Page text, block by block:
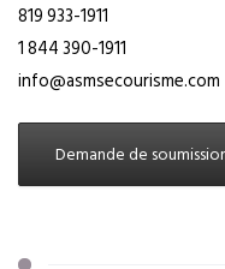
819 933-1911
1 844 390-1911
info@asmsecourisme.com
Demande de